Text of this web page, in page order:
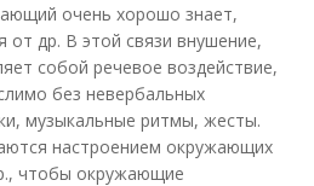
очень хорошо знает,
от др. В этой связи внушение,
собой речевое воздействие,
без невербальных
музыкальные ритмы, жесты.
настроением окружающих
чтобы окружающие